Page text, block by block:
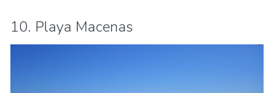
10. Playa Macenas